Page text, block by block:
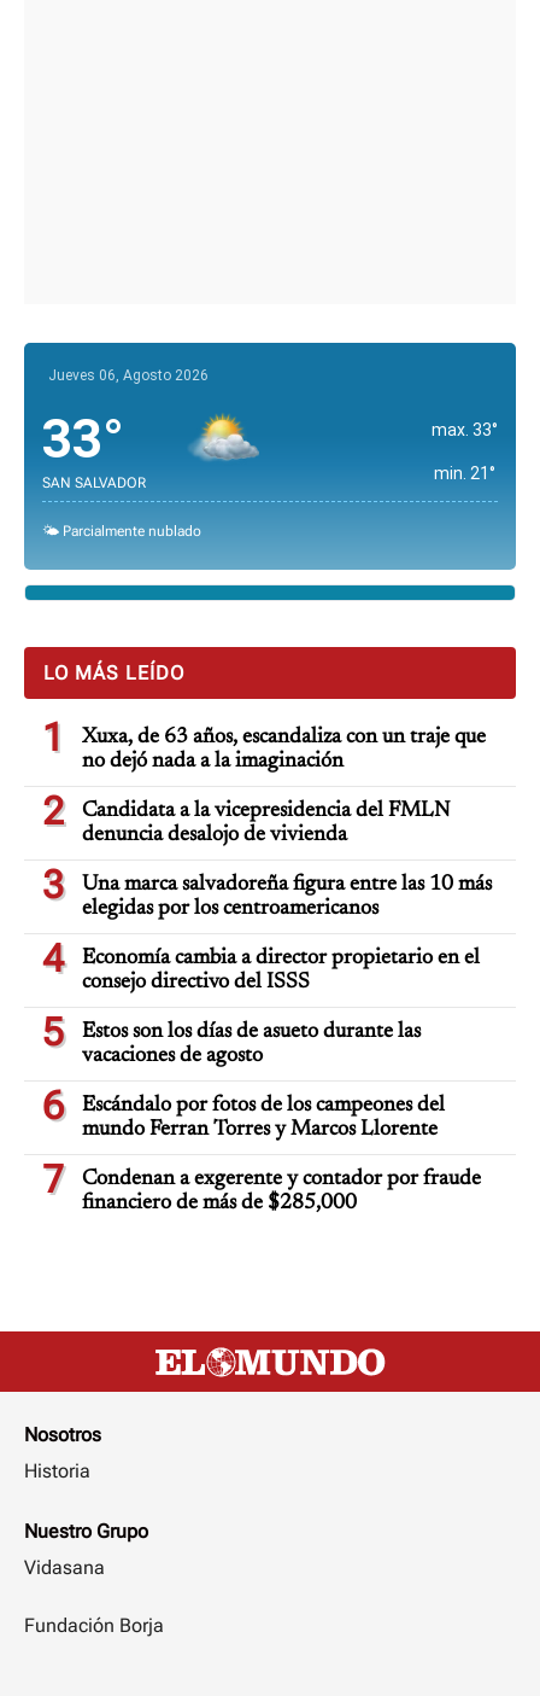
Jueves 06, Agosto 2026
33°
SAN SALVADOR
max. 33°
min. 21°
🌤️ Parcialmente nublado
LO MÁS LEÍDO
1
Xuxa, de 63 años, escandaliza con un traje que
no dejó nada a la imaginación
2
Candidata a la vicepresidencia del FMLN
denuncia desalojo de vivienda
3
Una marca salvadoreña figura entre las 10 más
elegidas por los centroamericanos
4
Economía cambia a director propietario en el
consejo directivo del ISSS
5
Estos son los días de asueto durante las
vacaciones de agosto
6
Escándalo por fotos de los campeones del
mundo Ferran Torres y Marcos Llorente
7
Condenan a exgerente y contador por fraude
financiero de más de $285,000
Nosotros
Historia
Nuestro Grupo
Vidasana
Fundación Borja